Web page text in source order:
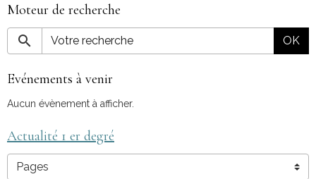
Moteur de recherche
OK
Evénements à venir
Aucun évènement à afficher.
Actualité 1 er degré